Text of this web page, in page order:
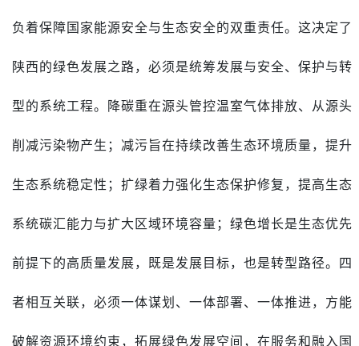
负着保障国家能源安全与生态安全的双重责任。这决定了
陕西的绿色发展之路，必须是统筹发展与安全、保护与转
型的系统工程。降碳重在源头管控温室气体排放、从源头
削减污染物产生；减污旨在持续改善生态环境质量，提升
生态系统稳定性；扩绿着力强化生态保护修复，提高生态
系统碳汇能力与扩大区域环境容量；绿色增长是生态优先
前提下的高质量发展，既是发展目标，也是转型路径。四
者相互关联，必须一体谋划、一体部署、一体推进，方能
破解资源环境约束，拓展绿色发展空间，在服务和融入国